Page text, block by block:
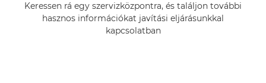
Keressen rá egy szervizközpontra, és találjon további
hasznos információkat javítási eljárásunkkal
kapcsolatban